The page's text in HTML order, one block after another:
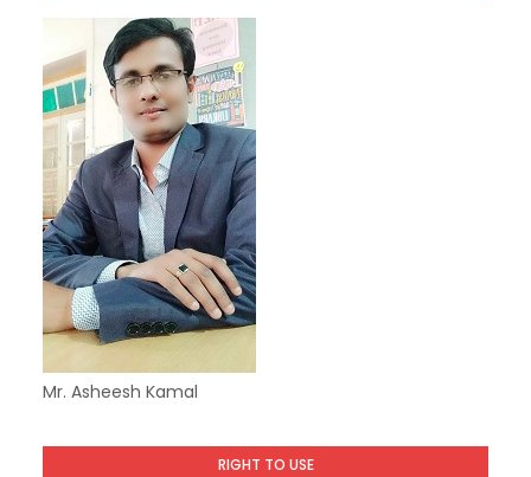
Mr. Asheesh Kamal
RIGHT TO USE